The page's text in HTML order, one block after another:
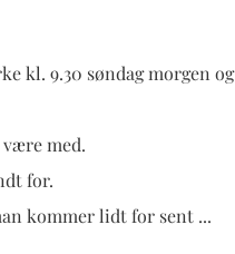
kl. 9.30 søndag morgen og
med.
for.
kommer lidt for sent ...